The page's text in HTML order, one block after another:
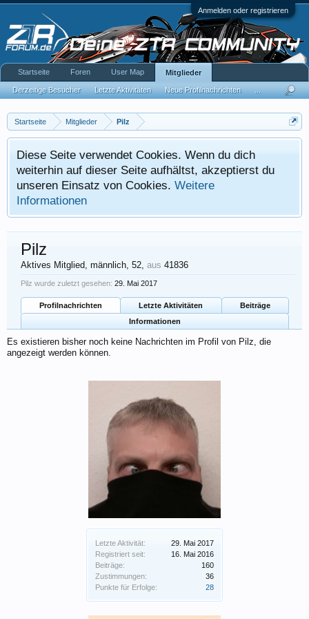
Anmelden oder registrieren
Startseite Mitglieder Pilz
Diese Seite verwendet Cookies. Wenn du dich
weiterhin auf dieser Seite aufhältst, akzeptierst du
unseren Einsatz von Cookies. Weitere
Informationen
Letzte Aktivität:
29. Mai 2017
Registriert seit:
16. Mai 2016
Beiträge:
160
Zustimmungen:
36
Punkte für Erfolge:
28
Pilz
Aktives Mitglied, männlich, 52, aus 41836
Pilz wurde zuletzt gesehen: 29. Mai 2017
Profilnachrichten Letzte Aktivitäten
Beiträge
Informationen
Es existieren bisher noch keine Nachrichten im Profil von Pilz, die
angezeigt werden können.
Startseite Foren User Map Mitglieder
Derzeitige Besucher Letzte Aktivitäten Neue Profilnachrichten